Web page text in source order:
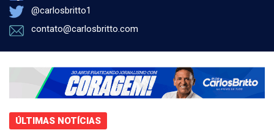
@carlosbritto1
contato@carlosbritto.com
ÚLTIMAS NOTÍCIAS